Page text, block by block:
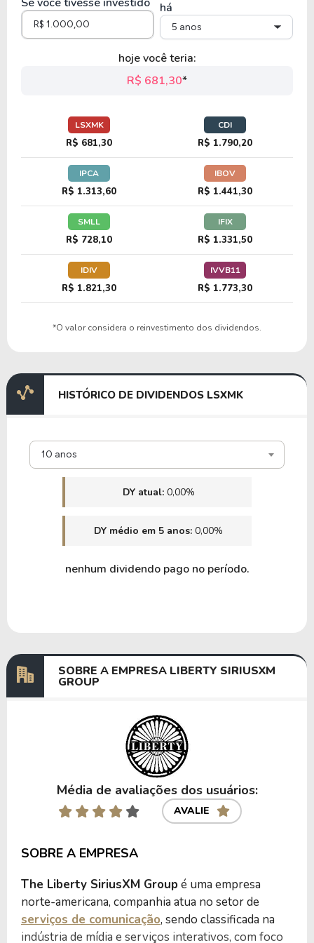
há
5 anos
hoje você teria:
R$ 681,30*
LSXMK
R$ 681,30
CDI
R$ 1.790,20
IPCA
R$ 1.313,60
IBOV
R$ 1.441,30
SMLL
R$ 728,10
IFIX
R$ 1.331,50
IDIV
R$ 1.821,30
IVVB11
R$ 1.773,30
*O valor considera o reinvestimento dos dividendos.
HISTÓRICO DE DIVIDENDOS LSXMK
10 anos
DY atual: 0,00%
DY médio em 5 anos: 0,00%
nenhum dividendo pago no período.
SOBRE A EMPRESA LIBERTY SIRIUSXM
GROUP
Média de avaliações dos usuários:
AVALIE
SOBRE A EMPRESA
The Liberty SiriusXM Groupé uma empresa
norte-americana, companhia atua no setor de
serviços de comunicação, sendo classificada na
indústria de mídia e serviços interativos, com foco